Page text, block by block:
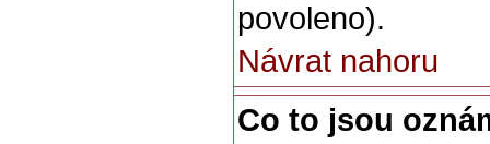
povoleno).
Návrat nahoru
Co to jsou